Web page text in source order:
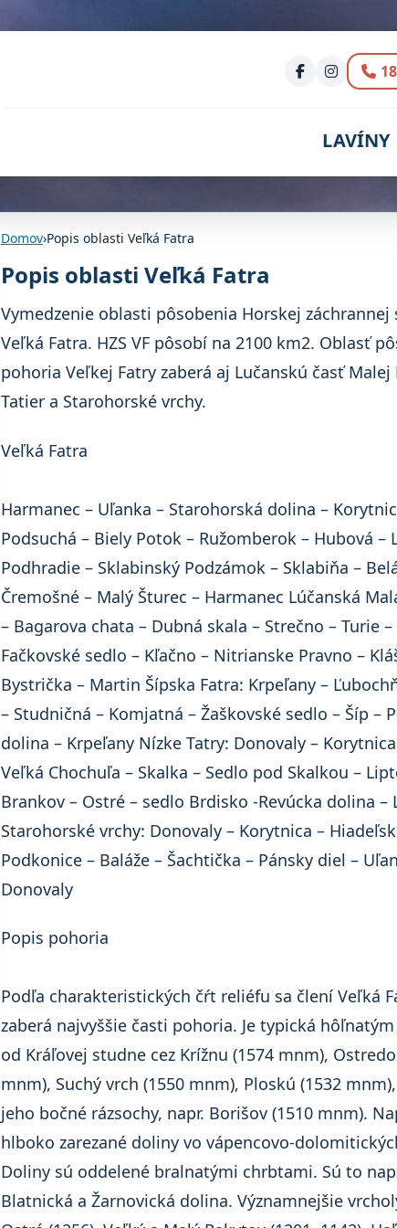
LAVÍNY
Domov›Popis oblasti Veľká Fatra
Popis oblasti Veľká Fatra
Vymedzenie oblasti pôsobenia Horskej
Veľká Fatra. HZS VF pôsobí na 2100 km2. Oblasť
pohoria Veľkej Fatry zaberá aj Lučanskú časť
Tatier a Starohorské vrchy.
Veľká Fatra
Harmanec – Uľanka – Starohorská dolina –
Podsuchá – Biely Potok – Ružomberok – Hubová –
Podhradie – Sklabinský Podzámok – Sklabiňa –
Čremošné – Malý Šturec – Harmanec Lúčanská
– Bagarova chata – Dubná skala – Strečno – Turie
Fačkovské sedlo – Kľačno – Nitrianske Pravno –
Bystrička – Martin Šípska Fatra: Krpeľany –
– Studničná – Komjatná – Žaškovské sedlo – Šíp –
dolina – Krpeľany Nízke Tatry: Donovaly –
Veľká Chochuľa – Skalka – Sedlo pod Skalkou –
Brankov – Ostré – sedlo Brdisko -Revúcka dolina –
Starohorské vrchy: Donovaly – Korytnica –
Podkonice – Baláže – Šachtička – Pánsky diel –
Donovaly
Popis pohoria
Podľa charakteristických čŕt reliéfu sa člení Veľká
zaberá najvyššie časti pohoria. Je typická
od Kráľovej studne cez Krížnu (1574 mnm),
mnm), Suchý vrch (1550 mnm), Ploskú (1532
jeho bočné rázsochy, napr. Borišov (1510 mnm).
hlboko zarezané doliny vo vápencovo-
Doliny sú oddelené bralnatými chrbtami. Sú to
Blatnická a Žarnovická dolina. Významnejšie